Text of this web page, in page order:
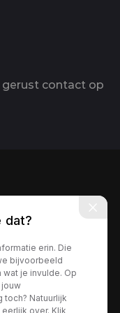
contact op
dat?
erin. Die
bijvoorbeeld
wat je invulde. Op
jouw
Natuurlijk
over. Klik